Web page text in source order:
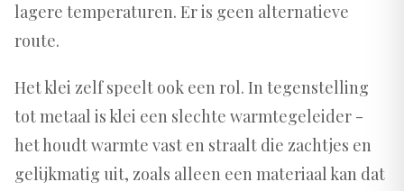
lagere temperaturen. Er is geen alternatieve
route.
Het klei zelf speelt ook een rol. In tegenstelling
tot metaal is klei een slechte warmtegeleider -
het houdt warmte vast en straalt die zachtjes en
gelijkmatig uit, zoals alleen een materiaal kan dat